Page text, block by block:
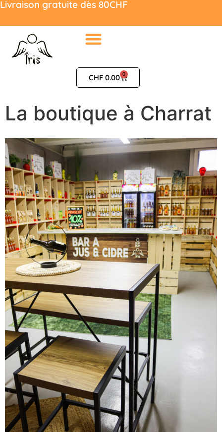
Livraison gratuite dès 80CHF
CHF0.00 0
La boutique à Charrat